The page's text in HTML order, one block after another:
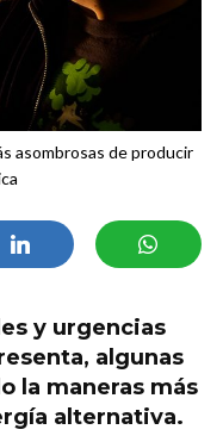
asombrosas de producir
y urgencias
algunas
la maneras más
alternativa.